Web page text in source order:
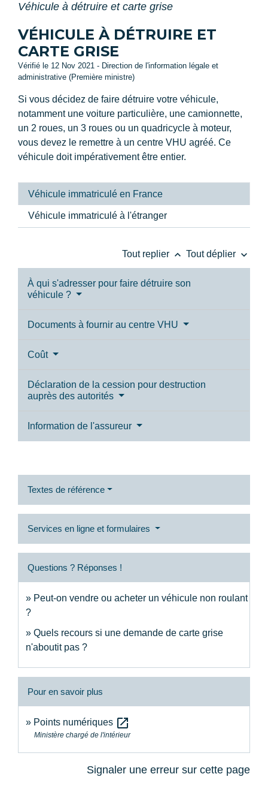
Véhicule à détruire et carte grise
VÉHICULE À DÉTRUIRE ET
CARTE GRISE
Vérifié le 12 Nov 2021 - Direction de l'information légale et
administrative (Première ministre)
Si vous décidez de faire détruire votre véhicule,
notamment une voiture particulière, une camionnette,
un 2 roues, un 3 roues ou un quadricycle à moteur,
vous devez le remettre à un centre VHU agréé. Ce
véhicule doit impérativement être entier.
Véhicule immatriculé en France
Véhicule immatriculé à l'étranger
Tout replier keyboard_arrow_up Tout déplier keyboard_arrow_down
À qui s'adresser pour faire détruire son
véhicule ?
Documents à fournir au centre VHU
Coût
Déclaration de la cession pour destruction
auprès des autorités
Information de l'assureur
Textes de référence
Services en ligne et formulaires
Questions ? Réponses !
Peut-on vendre ou acheter un véhicule non roulant
?
Quels recours si une demande de carte grise
n'aboutit pas ?
Pour en savoir plus
Points numériques open_in_new
Ministère chargé de l'intérieur
Signaler une erreur sur cette page